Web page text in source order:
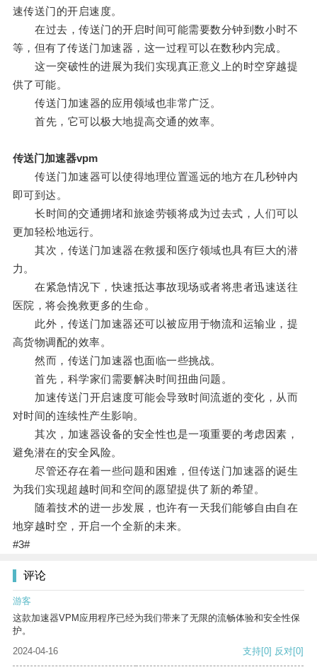
速传送门的开启速度。
在过去，传送门的开启时间可能需要数分钟到数小时不
等，但有了传送门加速器，这一过程可以在数秒内完成。
这一突破性的进展为我们实现真正意义上的时空穿越提
供了可能。
传送门加速器的应用领域也非常广泛。
首先，它可以极大地提高交通的效率。
传送门加速器vpm
传送门加速器可以使得地理位置遥远的地方在几秒钟内
即可到达。
长时间的交通拥堵和旅途劳顿将成为过去式，人们可以
更加轻松地远行。
其次，传送门加速器在救援和医疗领域也具有巨大的潜
力。
在紧急情况下，快速抵达事故现场或者将患者迅速送往
医院，将会挽救更多的生命。
此外，传送门加速器还可以被应用于物流和运输业，提
高货物调配的效率。
然而，传送门加速器也面临一些挑战。
首先，科学家们需要解决时间扭曲问题。
加速传送门开启速度可能会导致时间流逝的变化，从而
对时间的连续性产生影响。
其次，加速器设备的安全性也是一项重要的考虑因素，
避免潜在的安全风险。
尽管还存在着一些问题和困难，但传送门加速器的诞生
为我们实现超越时间和空间的愿望提供了新的希望。
随着技术的进一步发展，也许有一天我们能够自由自在
地穿越时空，开启一个全新的未来。
#3#
评论
游客
这款加速器VPM应用程序已经为我们带来了无限的流畅体验和安全性保
护。
2024-04-16
支持[0] 反对[0]